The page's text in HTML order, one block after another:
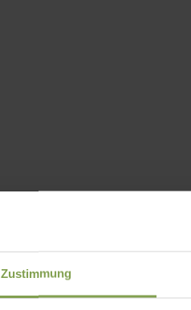
Zustimmung